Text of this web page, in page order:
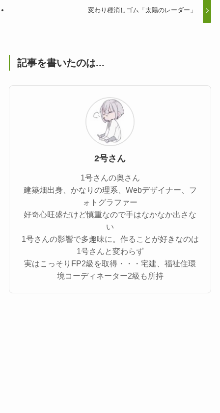
変わり種消しゴム「太陽のレーダー」
記事を書いたのは...
2号さん
1号さんの奥さん
建築畑出身、かなりの理系、Webデザイナー、フ
ォトグラファー
好奇心旺盛だけど慎重なので手はなかなか出さな
い
1号さんの影響で多趣味に。作ることが好きなのは
1号さんと変わらず
実はこっそりFP2級を取得・・・宅建、福祉住環
境コーディネーター2級も所持